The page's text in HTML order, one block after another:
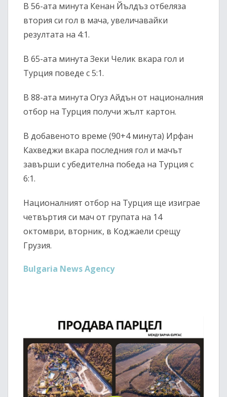
В 56-ата минута Кенан Йълдъз отбеляза
втория си гол в мача, увеличавайки
резултата на 4:1.
В 65-ата минута Зеки Челик вкара гол и
Турция поведе с 5:1.
В 88-ата минута Огуз Айдън от националния
отбор на Турция получи жълт картон.
В добавеното време (90+4 минута) Ирфан
Кахведжи вкара последния гол и мачът
завърши с убедителна победа на Турция с
6:1.
Националният отбор на Турция ще изиграе
четвъртия си мач от групата на 14
октомври, вторник, в Коджаели срещу
Грузия.
Bulgaria News Agency